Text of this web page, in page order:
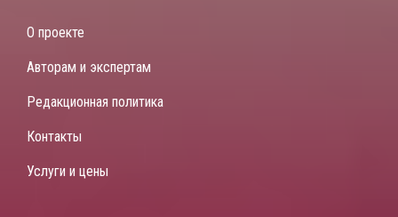
О проекте
Авторам и экспертам
Редакционная политика
Контакты
Услуги и цены